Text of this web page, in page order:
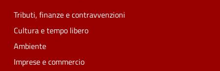
Tributi, finanze e contravvenzioni
Cultura e tempo libero
Ambiente
Imprese e commercio